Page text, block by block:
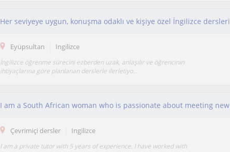
Her seviyeye uygun, konuşma odaklı ve kişiye özel İngilizce dersleri
Eyüpsultan Ingilizce
İngilizce öğrenme sürecini ezberden uzak, anlaşılır ve öğrencinin
ihtiyaçlarına göre planlanan derslerle ilerletiyo...
Çevrimiçi dersler Ingilizce
I am a private tutor with 5 years of experience. I have worked with